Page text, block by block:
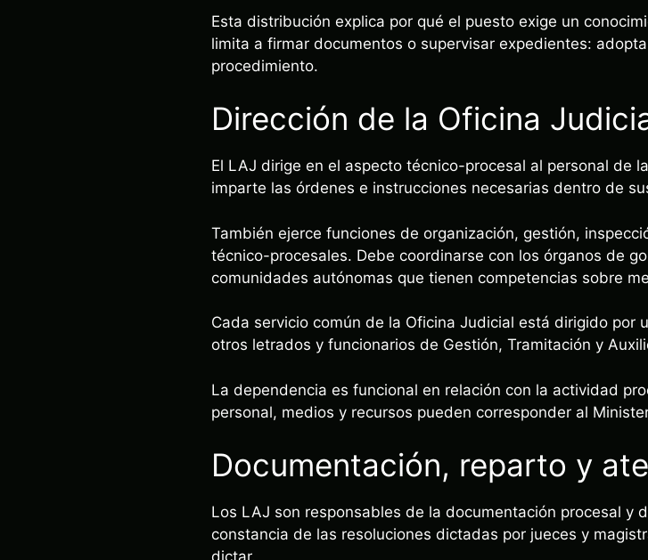
Esta distribución explica por qué el puesto exige un
limita a firmar documentos o supervisar expedientes:
procedimiento.
Dirección de la Oficina
El LAJ dirige en el aspecto técnico-procesal al personal de
imparte las órdenes e instrucciones necesarias dentro de
También ejerce funciones de organización, gestión,
técnico-procesales. Debe coordinarse con los órganos de
comunidades autónomas que tienen competencias sobre
Cada servicio común de la Oficina Judicial está dirigido por
otros letrados y funcionarios de Gestión, Tramitación y
La dependencia es funcional en relación con la actividad
personal, medios y recursos pueden corresponder al
Documentación, reparto y
Los LAJ son responsables de la documentación procesal y
constancia de las resoluciones dictadas por jueces y
dictar.